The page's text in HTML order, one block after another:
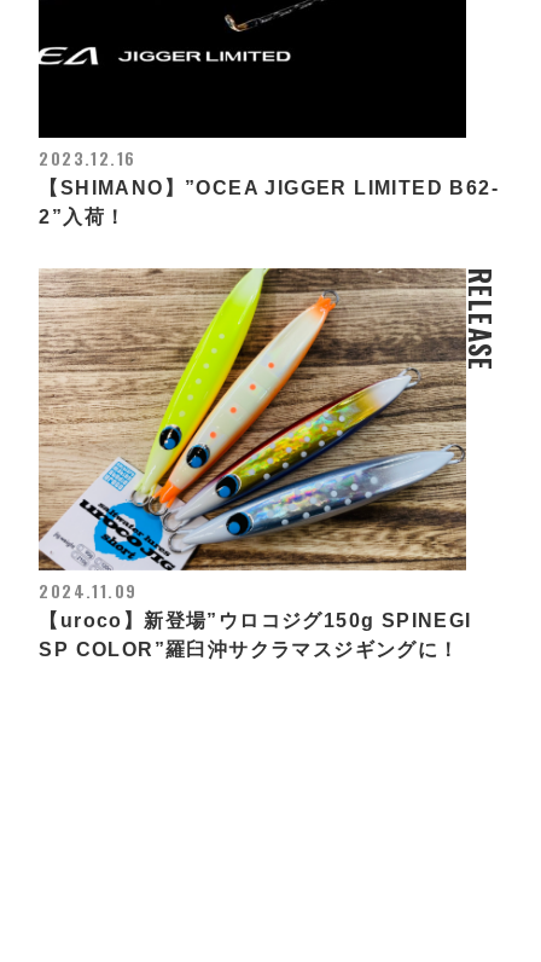
2023.12.16
【SHIMANO】”OCEA JIGGER LIMITED B62-
2”入荷！
RELEASE
2024.11.09
【uroco】新登場”ウロコジグ150g SPINEGI
SP COLOR”羅臼沖サクラマスジギングに！